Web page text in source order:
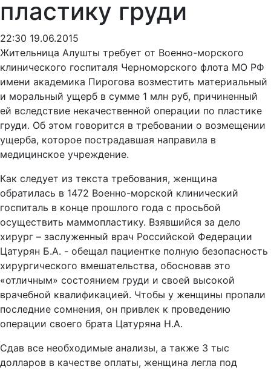
пластику груди
22:30 19.06.2015
Жительница Алушты требует от Военно-морского
клинического госпиталя Черноморского флота МО РФ
имени академика Пирогова возместить материальный
и моральный ущерб в сумме 1 млн руб, причиненный
ей вследствие некачественной операции по пластике
груди. Об этом говорится в требовании о возмещении
ущерба, которое пострадавшая направила в
медицинское учреждение.
Как следует из текста требования, женщина
обратилась в 1472 Военно-морской клинический
госпиталь в конце прошлого года с просьбой
осуществить маммопластику. Взявшийся за дело
хирург – заслуженный врач Российской Федерации
Цатурян Б.А. - обещал пациентке полную безопасность
хирургического вмешательства, обосновав это
«отличным» состоянием груди и своей высокой
врачебной квалификацией. Чтобы у женщины пропали
последние сомнения, он привлек к проведению
операции своего брата Цатуряна Н.А.
Сдав все необходимые анализы, а также 3 тыс
долларов в качестве оплаты, женщина легла под